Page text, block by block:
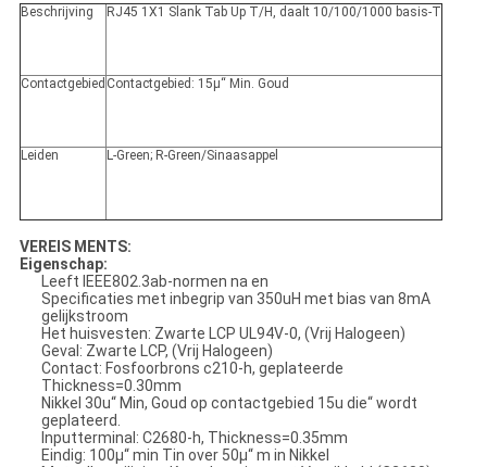
Beschrijving RJ45 1X1 Slank Tab Up T/H, daalt 10/100/1000 basis-T
Contactgebied Contactgebied: 15μ“ Min. Goud
Leiden L-Green; R-Green/Sinaasappel
VEREIS MENTS:
Eigenschap:
Leeft IEEE802.3ab-normen na en
Specificaties met inbegrip van 350uH met bias van 8mA
gelijkstroom
Het huisvesten: Zwarte LCP UL94V-0, (Vrij Halogeen)
Geval: Zwarte LCP, (Vrij Halogeen)
Contact: Fosfoorbrons c210-h, geplateerde
Thickness=0.30mm
Nikkel 30u“ Min, Goud op contactgebied 15u die“ wordt
geplateerd.
Inputterminal: C2680-h, Thickness=0.35mm
Eindig: 100μ“ min Tin over 50μ“ m in Nikkel